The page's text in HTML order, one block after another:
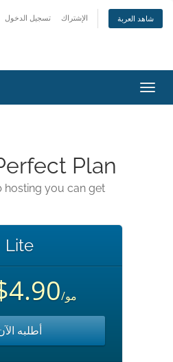
تسجيل الدخول الإشتراك شاهد العربة
تبديل
التنقل
Plan
hosting you can get
Lite
/مو
أطلبه